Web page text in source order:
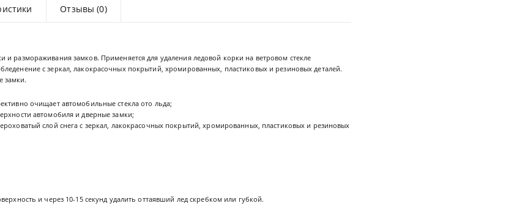
Отзывы (0)
и размораживания замков. Применяется для удаления ледовой корки на ветровом стекле
с зеркал, лакокрасочных покрытий, хромированных, пластиковых и резиновых деталей.
замки.
очищает автомобильные стекла ото льда;
автомобиля и дверные замки;
слой снега с зеркал, лакокрасочных покрытий, хромированных, пластиковых и резиновых
и через 10-15 секунд удалить оттаявший лед скребком или губкой.